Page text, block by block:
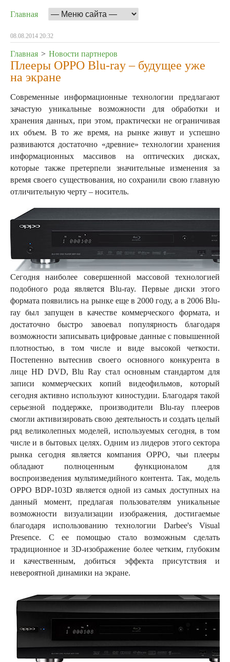
Главная
08.08.2014 20:32
Главная > Новости партнеров
Плееры OPPO Blu-ray – будущее уже
на экране
Современные информационные технологии предлагают
зачастую уникальные возможности для обработки и
хранения данных, при этом, практически не ограничивая
их объем. В то же время, на рынке живут и успешно
развиваются достаточно «древние» технологии хранения
информационных массивов на оптических дисках,
которые также претерпели значительные изменения за
время своего существования, но сохранили свою главную
отличительную черту – носитель.
Сегодня наиболее совершенной массовой технологией
подобного рода является Blu-ray. Первые диски этого
формата появились на рынке еще в 2000 году, а в 2006 Blu-
ray был запущен в качестве коммерческого формата, и
достаточно быстро завоевал популярность благодаря
возможности записывать цифровые данные с повышенной
плотностью, в том числе и виде высокой четкости.
Постепенно вытеснив своего основного конкурента в
лице HD DVD, Blu Ray стал основным стандартом для
записи коммерческих копий видеофильмов, который
сегодня активно используют киностудии. Благодаря такой
серьезной поддержке, производители Blu-ray плееров
смогли активизировать свою деятельность и создать целый
ряд великолепных моделей, используемых сегодня, в том
числе и в бытовых целях. Одним из лидеров этого сектора
рынка сегодня является компания OPPO, чьи плееры
обладают полноценным функционалом для
воспроизведения мультимедийного контента. Так, модель
OPPO BDP-103D является одной из самых доступных на
данный момент, предлагая пользователям уникальные
возможности визуализации изображения, достигаемые
благодаря использованию технологии Darbee's Visual
Presence. С ее помощью стало возможным сделать
традиционное и 3D-изображение более четким, глубоким
и качественным, добиться эффекта присутствия и
невероятной динамики на экране.